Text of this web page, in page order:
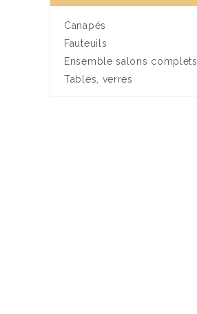
Canapés
Fauteuils
Ensemble salons complets
Tables, verres